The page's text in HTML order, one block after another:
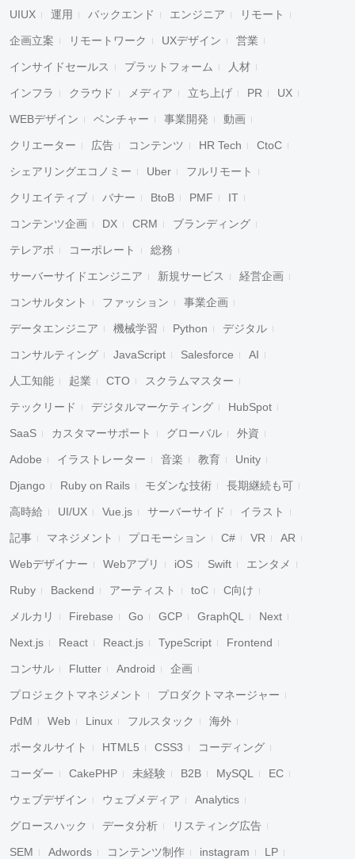
UIUX 運用 バックエンド エンジニア リモート
企画立案 リモートワーク UXデザイン 営業
インサイドセールス プラットフォーム 人材
インフラ クラウド メディア 立ち上げ PR UX
WEBデザイン ベンチャー 事業開発 動画
クリエーター 広告 コンテンツ HR Tech CtoC
シェアリングエコノミー Uber フルリモート
クリエイティブ バナー BtoB PMF IT
コンテンツ企画 DX CRM ブランディング
テレアポ コーポレート 総務
サーバーサイドエンジニア 新規サービス 経営企画
コンサルタント ファッション 事業企画
データエンジニア 機械学習 Python デジタル
コンサルティング JavaScript Salesforce AI
人工知能 起業 CTO スクラムマスター
テックリード デジタルマーケティング HubSpot
SaaS カスタマーサポート グローバル 外資
Adobe イラストレーター 音楽 教育 Unity
Django Ruby on Rails モダンな技術 長期継続も可
高時給 UI/UX Vue.js サーバーサイド イラスト
記事 マネジメント プロモーション C# VR AR
Webデザイナー Webアプリ iOS Swift エンタメ
Ruby Backend アーティスト toC C向け
メルカリ Firebase Go GCP GraphQL Next
Next.js React React.js TypeScript Frontend
コンサル Flutter Android 企画
プロジェクトマネジメント プロダクトマネージャー
PdM Web Linux フルスタック 海外
ポータルサイト HTML5 CSS3 コーディング
コーダー CakePHP 未経験 B2B MySQL EC
ウェブデザイン ウェブメディア Analytics
グロースハック データ分析 リスティング広告
SEM Adwords コンテンツ制作 instagram LP